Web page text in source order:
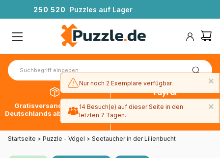
250 520 Puzzles auf Lager
Gratisversand innerhalb
Deutschlands ab 49 € mit DPD
30 Tage später bezahlen
Startseite > Puzzle - Vögel > Seetaucher in der Lilienbucht
×
Nur noch 2 Exemplare verfügbar.
×
14 Besuch(e) auf dieser Seite in den
letzten 7 Tagen.